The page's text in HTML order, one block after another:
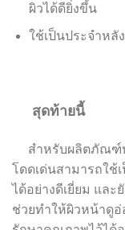
ผิวได้ดียิ่งขึ้น
ใช้เป็นประจำหลั
สุดท้ายนี้
สำหรับผลิตภัณฑ์บ
โดดเด่นสามารถใช้
ได้อย่างดีเยี่ยม และ
ช่วยทำให้ผิวหน้าดูอ่